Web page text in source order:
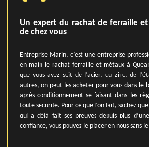
Un expert du rachat de ferraille
de chez vous
Entreprise Marin, c’est une entreprise
en main le rachat ferraille et métaux à
que vous avez soit de l’acier, du zinc, de
autres, on peut les acheter pour vous dans le
après conditionnement se faisant dans les
toute sécurité. Pour ce que l’on fait, sachez
qui a déjà fait ses preuves depuis plus
confiance, vous pouvez le placer en nous sans